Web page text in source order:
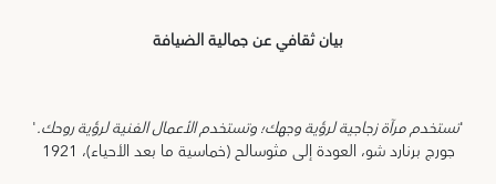
بيان ثقافي عن جمالية الضيافة
'تستخدم مرآة زجاجية لرؤية وجهك؛ وتستخدم الأعمال الفنية لرؤية روحك.'
جورج برنارد شو، العودة إلى مثوسالح (خماسية ما بعد الأحياء)، 1921